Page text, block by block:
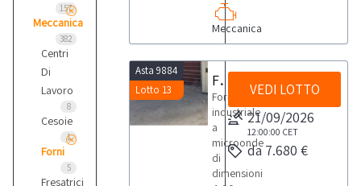
157
Meccanica
382
Centri
Di
Lavoro
8
Cesoie
1
Forni
5
Fresatrici
Meccanica
Asta 9884
Lotto 13
Forno industriale a microonde
Forno
industriale
a
microonde
di
dimensioni
VEDI LOTTO
21/09/2026
12:00:00 CET
da 7.680 €